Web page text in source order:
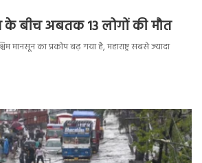
के बीच अबतक 13 लोगों की मौत
मानसून का प्रकोप बढ़ गया है, महाराष्ट्र सबसे ज्यादा